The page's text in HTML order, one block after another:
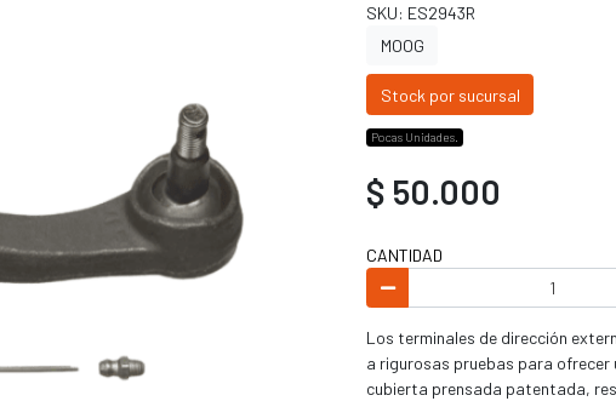
SKU: ES2943R
MOOG
Stock por sucursal
Pocas Unidades.
$ 50.000
CANTIDAD
Los terminales de dirección
a rigurosas pruebas para ofrecer
cubierta prensada patentada,